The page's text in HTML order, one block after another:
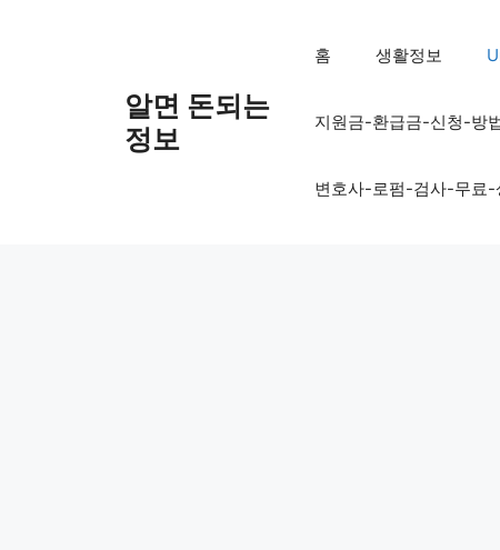
알면 돈되는
정보
홈 생활정보
지원금-환급금-신청-방
변호사-로펌-검사-무료-